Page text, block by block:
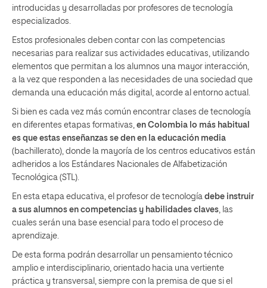
introducidas y desarrolladas por profesores de tecnología
especializados.
Estos profesionales deben contar con las competencias
necesarias para realizar sus actividades educativas, utilizando
elementos que permitan a los alumnos una mayor interacción,
a la vez que responden a las necesidades de una sociedad que
demanda una educación más digital, acorde al entorno actual.
Si bien es cada vez más común encontrar clases de tecnología
en diferentes etapas formativas, en Colombia lo más habitual
es que estas enseñanzas se den en la educación media
(bachillerato), donde la mayoría de los centros educativos están
adheridos a los Estándares Nacionales de Alfabetización
Tecnológica (STL).
En esta etapa educativa, el profesor de tecnología debe instruir
a sus alumnos en competencias y habilidades claves , las
cuales serán una base esencial para todo el proceso de
aprendizaje.
De esta forma podrán desarrollar un pensamiento técnico
amplio e interdisciplinario, orientado hacia una vertiente
práctica y transversal, siempre con la premisa de que si el